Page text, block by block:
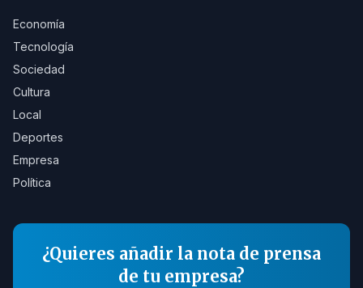
Economía
Tecnología
Sociedad
Cultura
Local
Deportes
Empresa
Política
¿Quieres añadir la nota de prensa
de tu empresa?